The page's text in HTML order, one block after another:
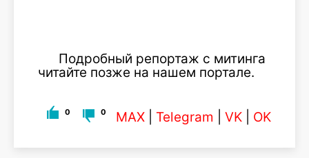
Подробный репортаж с митинга
читайте позже на нашем портале.
0 0 MAX Telegram VK OK